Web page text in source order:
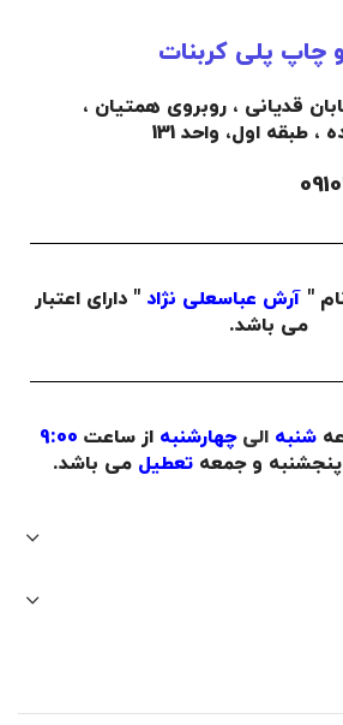
چاپ پلی کربنات
قدیانی ، روبروی همتیان ،
، طبقه اول، واحد 131
" آرش عباسعلی نژاد " دارای اعتبار
می باشد.
شنبه الی چهارشنبه از ساعت 9:00
پنجشنبه و جمعهتعطیل می باشد.